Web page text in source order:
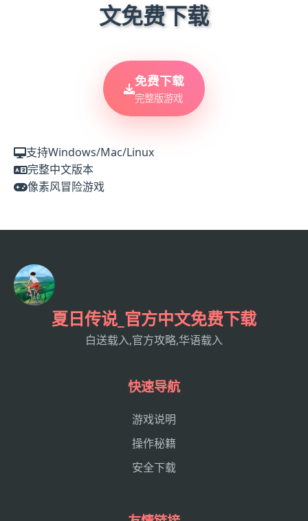
文免费下载
免费下载
完整版游戏
支持Windows/Mac/Linux
完整中文版本
像素风冒险游戏
夏日传说_官方中文免费下载
白送载入,官方攻略,华语载入
快速导航
游戏说明
操作秘籍
安全下载